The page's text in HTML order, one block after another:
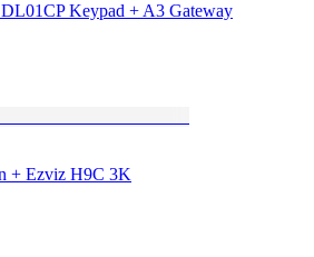
Keypad + A3 Gateway
+ Ezviz H9C 3K